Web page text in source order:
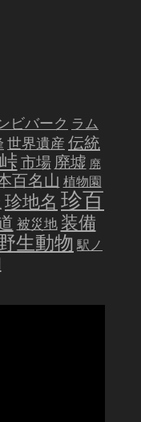
ビバーク ラム
世界遺産 伝統
峠市場 廃墟 廃
百名山 植物園
珍地名 珍百
被災地 装備
生動物 駅ノ